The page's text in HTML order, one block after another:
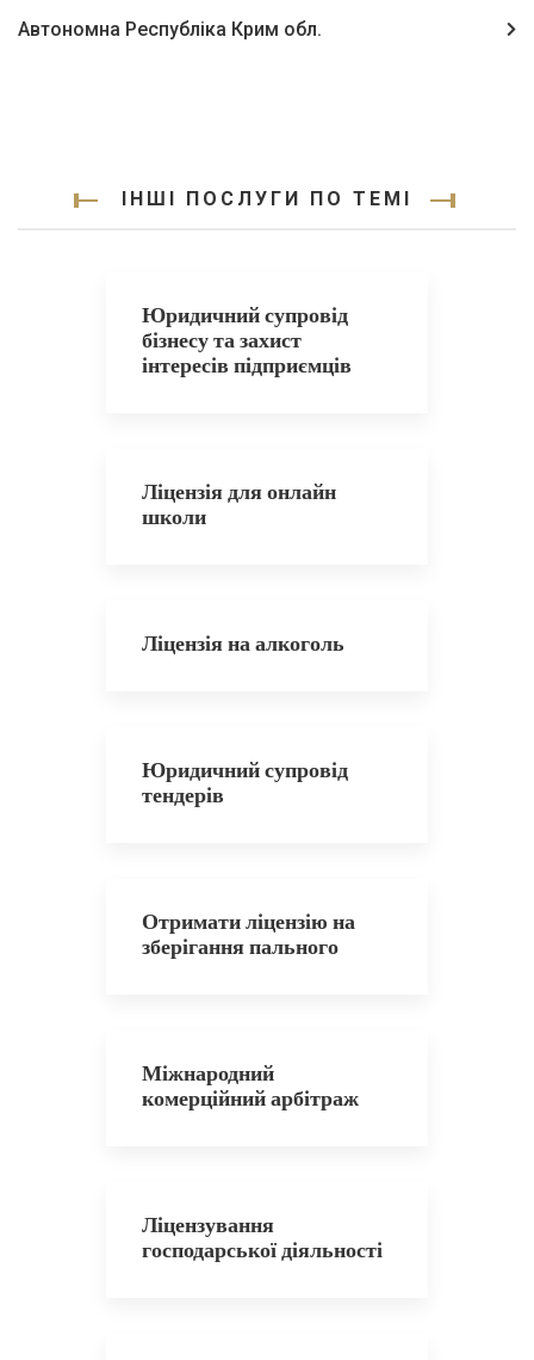
Автономна Республіка Крим обл.
ІНШІ ПОСЛУГИ ПО ТЕМІ
Юридичний супровід
бізнесу та захист
інтересів підприємців
Ліцензія для онлайн
школи
Ліцензія на алкоголь
Юридичний супровід
тендерів
Отримати ліцензію на
зберігання пального
Міжнародний
комерційний арбітраж
Ліцензування
господарської діяльності